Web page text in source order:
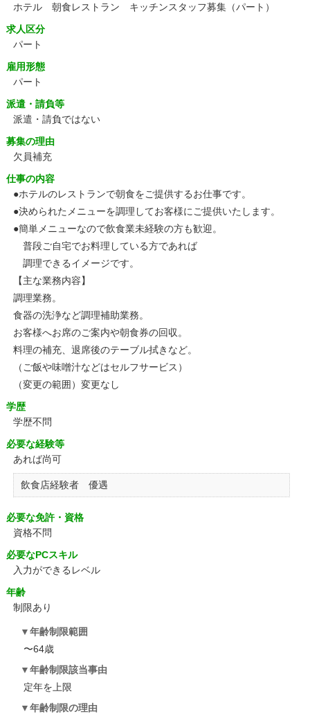
ホテル 朝食レストラン キッチンスタッフ募集（パート）
求人区分
パート
雇用形態
パート
派遣・請負等
派遣・請負ではない
募集の理由
欠員補充
仕事の内容
●ホテルのレストランで朝食をご提供するお仕事です。
●決められたメニューを調理してお客様にご提供いたします。
●簡単メニューなので飲食業未経験の方も歓迎。
普段ご自宅でお料理している方であれば
調理できるイメージです。
【主な業務内容】
調理業務。
食器の洗浄など調理補助業務。
お客様へお席のご案内や朝食券の回収。
料理の補充、退席後のテーブル拭きなど。
（ご飯や味噌汁などはセルフサービス）
（変更の範囲）変更なし
学歴
学歴不問
必要な経験等
あれば尚可
飲食店経験者 優遇
必要な免許・資格
資格不問
必要なPCスキル
入力ができるレベル
年齢
制限あり
年齢制限範囲
〜64歳
年齢制限該当事由
定年を上限
年齢制限の理由